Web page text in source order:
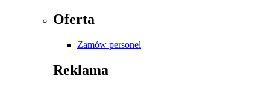
Oferta
Zamów personel
Reklama